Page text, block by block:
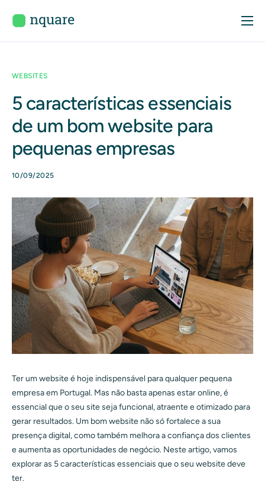
Início
Área de Cliente
WEBSITES
5 características essenciais
de um bom website para
pequenas empresas
10/09/2025
Ter um website é hoje indispensável para qualquer pequena
empresa em Portugal. Mas não basta apenas estar online, é
essencial que o seu site seja funcional, atraente e otimizado para
gerar resultados. Um bom website não só fortalece a sua
presença digital, como também melhora a confiança dos clientes
e aumenta as oportunidades de negócio. Neste artigo, vamos
explorar as 5 características essenciais que o seu website deve
ter.